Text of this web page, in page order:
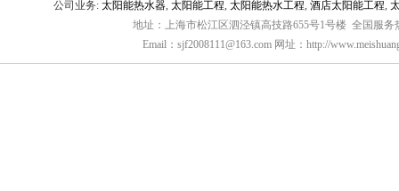
公司业务: 太阳能热水器, 太阳能工程, 太阳能热水工程, 酒店太阳能工程,
地址：上海市松江区泗泾镇高技路655号1号楼 全国服务
Email：sjf2008111@163.com 网址：http://